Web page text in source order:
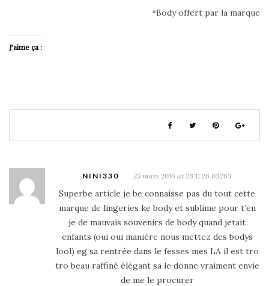
*Body offert par la marque
J’aime ça :
NINI330 25 mars 2016 at 23 11 26 03263
Superbe article je be connaisse pas du tout cette
marque de lingeries ke body et sublime pour t’en
je de mauvais souvenirs de body quand jetait
enfants (oui oui manière nous mettez des bodys
lool) eg sa rentrée dans le fesses mes LA il est tro
tro beau raffiné élégant sa le donne vraiment envie
de me le procurer